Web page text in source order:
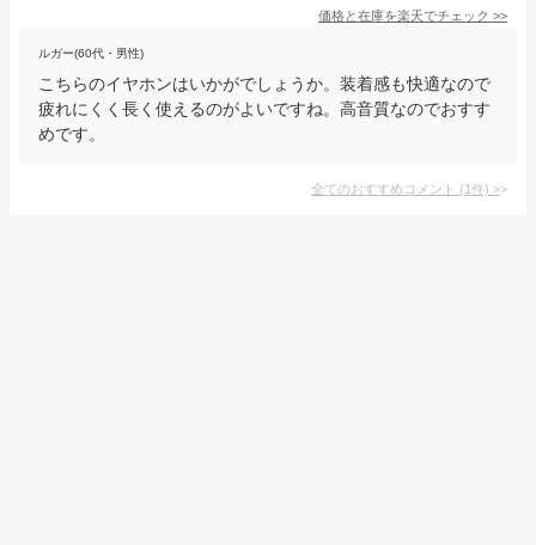
価格と在庫を楽天でチェック >>
ルガー(60代・男性)
こちらのイヤホンはいかがでしょうか。装着感も快適なので
疲れにくく長く使えるのがよいですね。高音質なのでおすす
めです。
全てのおすすめコメント (1件) >